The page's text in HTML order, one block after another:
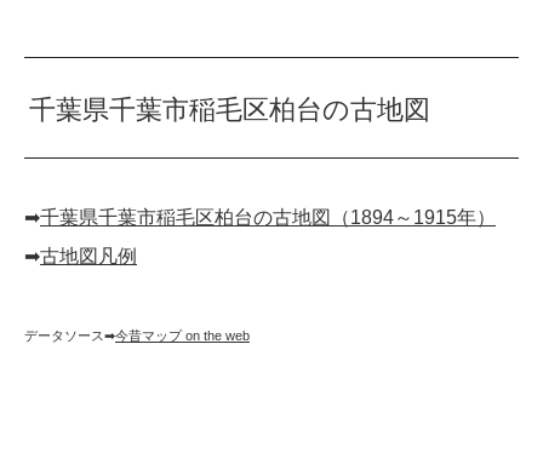
千葉県千葉市稲毛区柏台の古地図
➡︎千葉県千葉市稲毛区柏台の古地図（1894～1915年）
➡︎古地図凡例
データソース➡︎今昔マップ on the web